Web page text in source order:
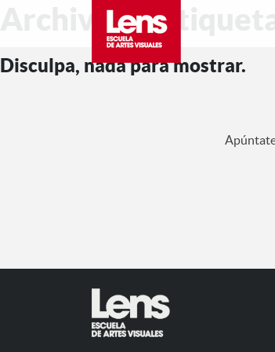
Archivo de
Disculpa, nada para mostrar.